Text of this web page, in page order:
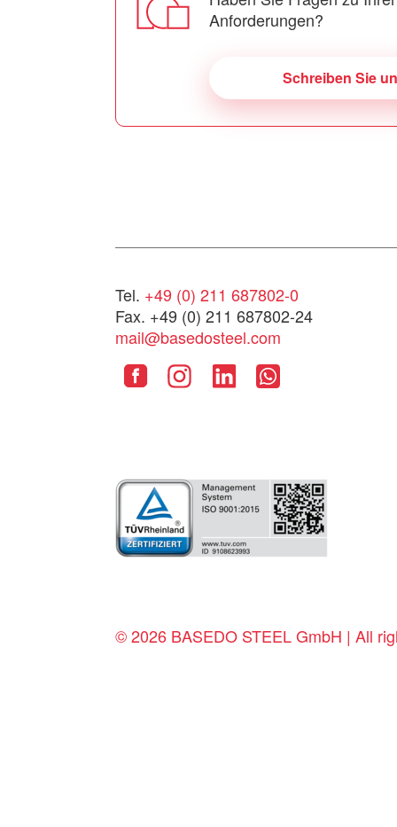
Anforderungen?
Schreiben Sie
Tel. +49 (0) 211 687802-0
Fax. +49 (0) 211 687802-24
mail@basedosteel.com
© 2026 BASEDO STEEL GmbH | All